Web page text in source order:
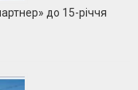
до 15-річчя